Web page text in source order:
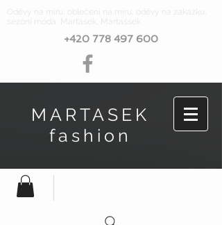
Oděvy na míru, oblečení na míru, oděvy na zakázku,
sezóní móda, Marťásek, Martassek
+420 778 497 600
MARTASEK
fashion